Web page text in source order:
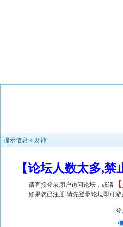
提示信息 » 财神
【论坛人数太多,
请直接登录用户访问论坛，或请 【
如果您已注册,请先登录论坛即可游
登